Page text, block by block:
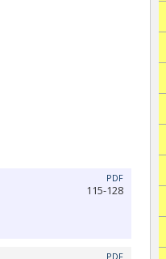
PDF
115-128